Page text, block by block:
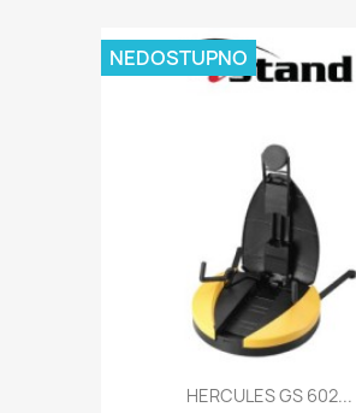
HERCULES GS 602...
NEDOSTUPNO